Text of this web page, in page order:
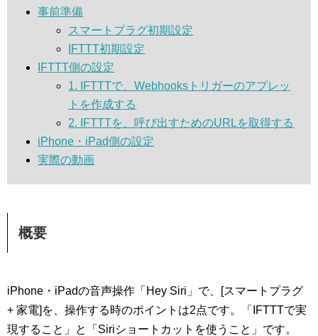
事前準備
スマートプラグ初期設定
IFTTT初期設定
IFTTT側の設定
1. IFTTTで、Webhooksトリガーのアプレッ
トを作成する
2. IFTTTを、呼び出すためのURLを取得する
iPhone・iPad側の設定
実際の動画
概要
iPhone・iPadの音声操作「Hey Siri」で、[スマートプラグ
+ 家電]を、操作する時のポイントは2点です。「IFTTTで実
現すること」と「Siriショートカットを使うこと」です。